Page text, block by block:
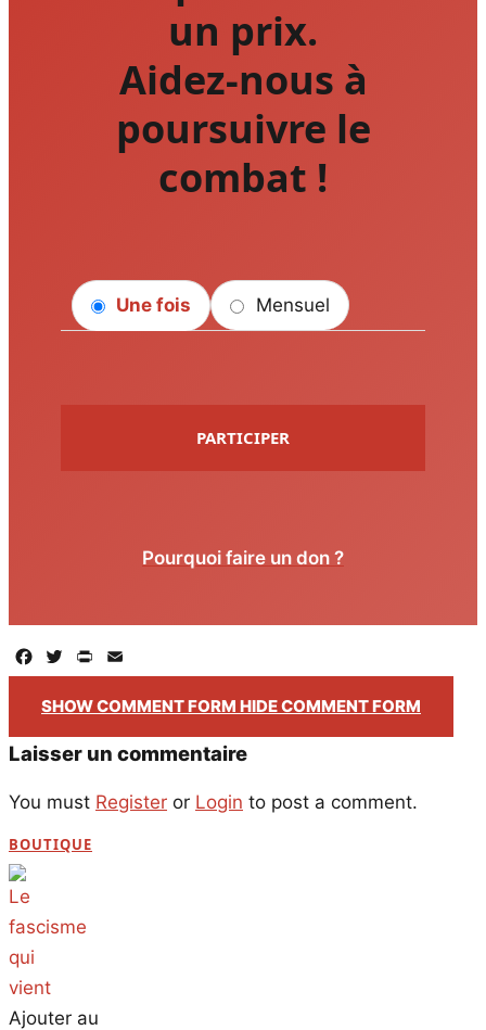
un prix.
Aidez-nous à
poursuivre le
combat !
Une fois Mensuel
PARTICIPER
Pourquoi faire un don ?
Facebook
TwitterPrintFriendly
SHOW COMMENT FORM HIDE COMMENT FORM
Laisser un commentaire
You must Register or Login to post a comment.
BOUTIQUE
Ajouter au